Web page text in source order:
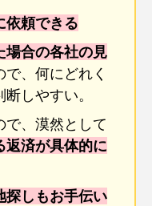
依頼できる
場合の各社の見
、何にどれく
しやすい。
で、漠然として
返済が具体的に
探しもお手伝い